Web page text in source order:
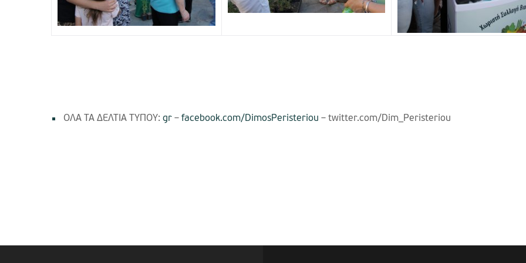
ΟΛΑ ΤΑ ΔΕΛΤΙΑ ΤΥΠΟΥ: gr – facebook.com/DimosPeristeriou – twitter.com/Dim_Peristeriou